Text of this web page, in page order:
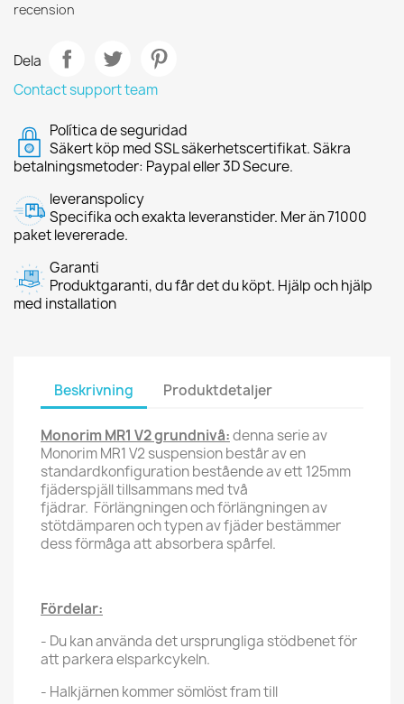
recension
Dela
Contact support team
Política de seguridad
Säkert köp med SSL säkerhetscertifikat. Säkra
betalningsmetoder: Paypal eller 3D Secure.
leveranspolicy
Specifika och exakta leveranstider. Mer än 71000
paket levererade.
Garanti
Produktgaranti, du får det du köpt. Hjälp och hjälp
med installation
Beskrivning Produktdetaljer
Monorim MR1 V2 grundnivå:denna serie av
Monorim MR1 V2 suspension består av en
standardkonfiguration bestående av ett 125mm
fjäderspjäll tillsammans med två
fjädrar. Förlängningen och förlängningen av
stötdämparen och typen av fjäder bestämmer
dess förmåga att absorbera spårfel.
Fördelar:
- Du kan använda det ursprungliga stödbenet för
att parkera elsparkcykeln.
- Halkjärnen kommer sömlöst fram till